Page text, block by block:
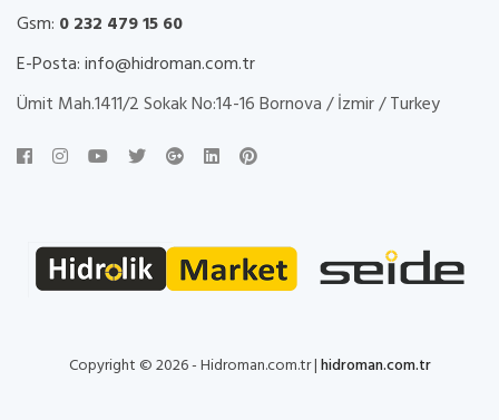
Gsm: 0 232 479 15 60
E-Posta:info@hidroman.com.tr
Ümit Mah.1411/2 Sokak No:14-16 Bornova / İzmir / Turkey
Copyright © 2026 - Hidroman.com.tr |hidroman.com.tr